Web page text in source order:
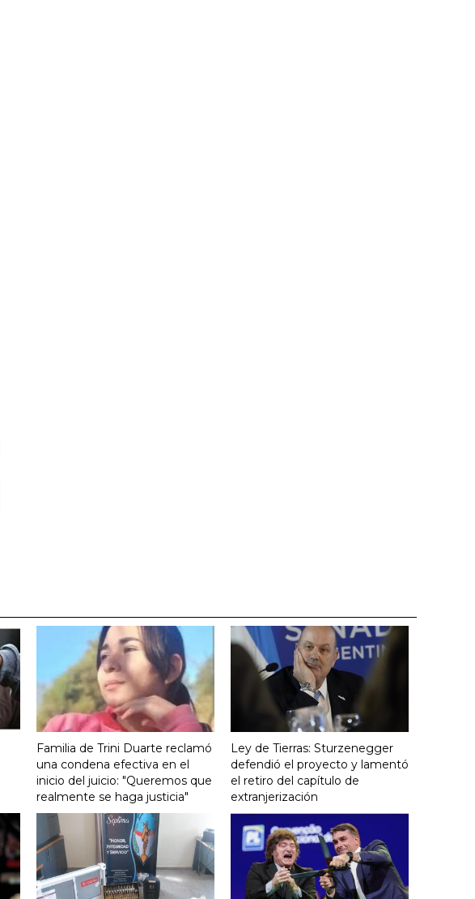
Familia de Trini Duarte reclamó
una condena efectiva en el
inicio del juicio: "Queremos que
realmente se haga justicia"
Ley de Tierras: Sturzenegger
defendió el proyecto y lamentó
el retiro del capítulo de
extranjerización